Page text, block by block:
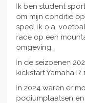
Ik ben student
om mijn conditie
speel ik o.a.
race op een
omgeving.
In de seizoenen
kickstart Yamaha R
In 2024 waren er
podiumplaatsen